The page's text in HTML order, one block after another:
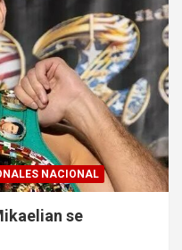
NACIONAL
se